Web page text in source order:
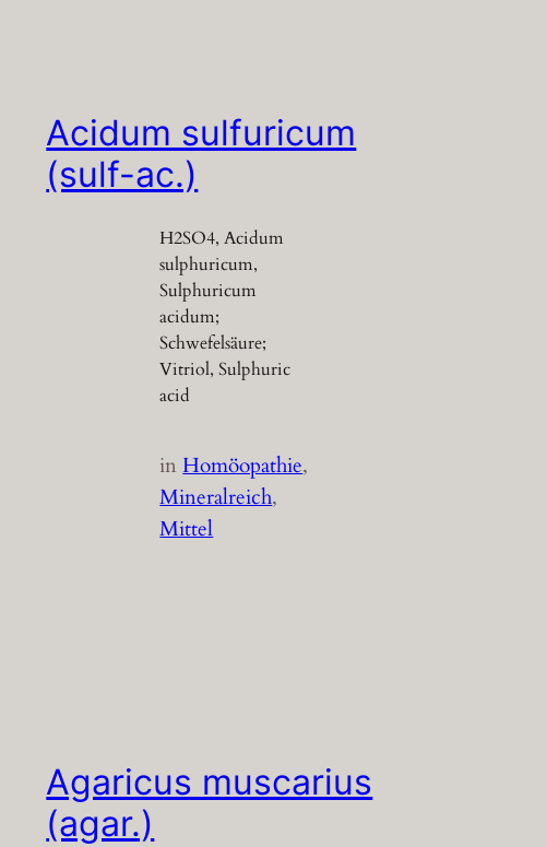
Acidum sulfuricum
(sulf-ac.)
H2SO4, Acidum
sulphuricum,
Sulphuricum
acidum;
Schwefelsäure;
Vitriol, Sulphuric
acid
inHomöopathie
Mineralreich
Mittel
Agaricus muscarius
(agar.)